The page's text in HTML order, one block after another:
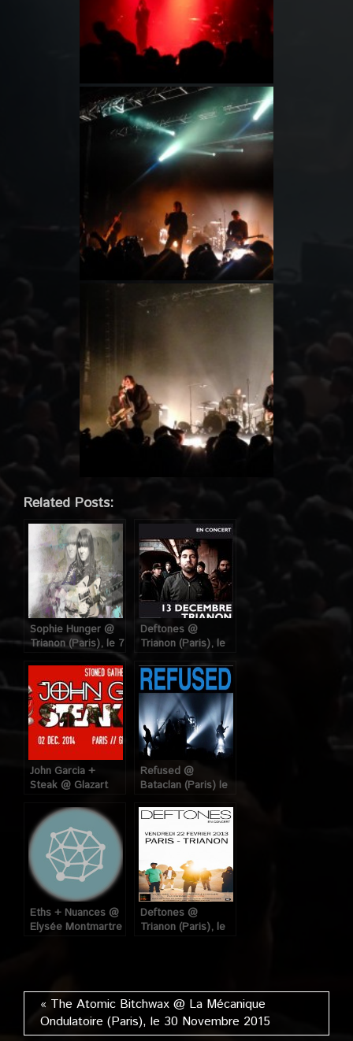
Related Posts:
Sophie Hunger @
Trianon (Paris), le 7
Décembre 2015
Deftones @
Trianon (Paris), le
John Garcia +
Steak @ Glazart
Décembre 2014
Refused @
Bataclan (Paris) le
Eths + Nuances @
Elysée Montmartre
Deftones @
Trianon (Paris), le
« The Atomic Bitchwax @ La Mécanique
Ondulatoire (Paris), le 30 Novembre 2015